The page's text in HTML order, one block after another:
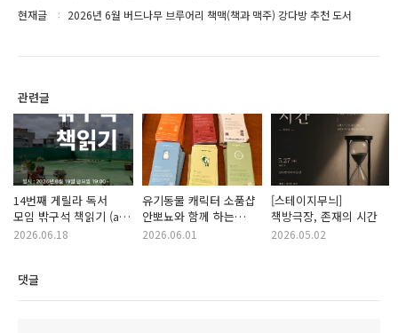
현재글 2026년 6월 버드나무 브루어리 책맥(책과 맥주) 강다방 추천 도서
관련글
14번째 게릴라 독서
모임 밖구석 책읽기 (at
강다방 이야기공장)
2026.06.18
유기동물 캐릭터 소품샵
안뽀뇨와 함께 하는
유기동물 알림 입양
2026.06.01
[스테이지무늬]
책방극장, 존재의 시간
2026.05.02
댓글